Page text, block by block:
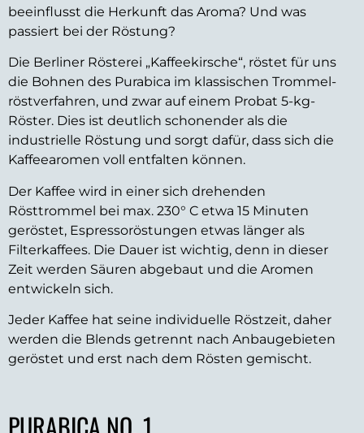
beeinflusst die Herkunft das Aroma? Und was
passiert bei der Röstung?
Die Berliner Rösterei „Kaffeekirsche“, röstet für uns
die Bohnen des Purabica im klassischen Trommel-
röstverfahren, und zwar auf einem Probat 5-kg-
Röster. Dies ist deutlich schonender als die
industrielle Röstung und sorgt dafür, dass sich die
Kaffeearomen voll entfalten können.
Der Kaffee wird in einer sich drehenden
Rösttrommel bei max. 230° C etwa 15 Minuten
geröstet, Espressoröstungen etwas länger als
Filterkaffees. Die Dauer ist wichtig, denn in dieser
Zeit werden Säuren abgebaut und die Aromen
entwickeln sich.
Jeder Kaffee hat seine individuelle Röstzeit, daher
werden die Blends getrennt nach Anbaugebieten
geröstet und erst nach dem Rösten gemischt.